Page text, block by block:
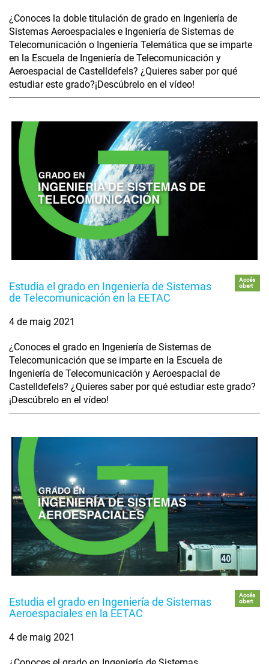
¿Conoces la doble titulación de grado en Ingeniería de
Sistemas Aeroespaciales e Ingeniería de Sistemas de
Telecomunicación o Ingeniería Telemática que se imparte
en la Escuela de Ingeniería de Telecomunicación y
Aeroespacial de Castelldefels? ¿Quieres saber por qué
estudiar este grado?¡Descúbrelo en el vídeo!
Estudia el grado en Ingeniería de Sistemas
de Telecomunicación en la EETAC
Accés
obert
4 de maig 2021
¿Conoces el grado en Ingeniería de Sistemas de
Telecomunicación que se imparte en la Escuela de
Ingeniería de Telecomunicación y Aeroespacial de
Castelldefels? ¿Quieres saber por qué estudiar este grado?
¡Descúbrelo en el vídeo!
Estudia el grado en Ingeniería de Sistemas
Aeroespaciales en la EETAC
Accés
obert
4 de maig 2021